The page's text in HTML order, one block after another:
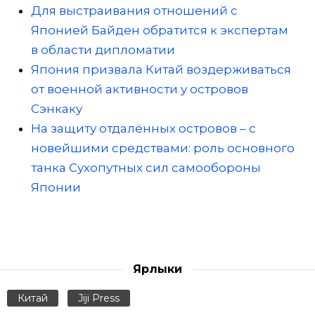
Для выстраивания отношений с
Японией Байден обратится к экспертам
в области дипломатии
Япония призвала Китай воздерживаться
от военной активности у островов
Сэнкаку
На защиту отдалённых островов – с
новейшими средствами: роль основного
танка Сухопутных сил самообороны
Японии
Ярлыки
Китай Jiji Press